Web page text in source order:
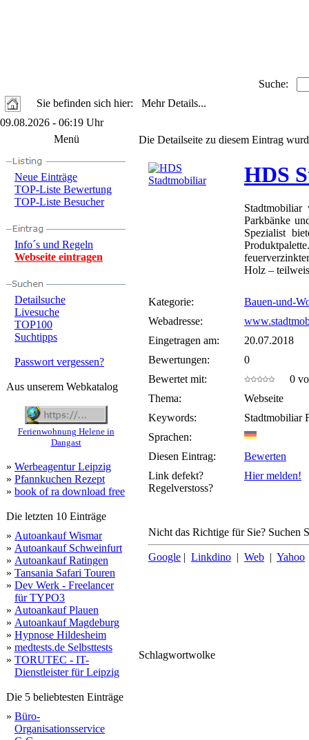
Suche:
Sie befinden sich hier: Mehr Details...
09.08.2026 - 06:19 Uhr
Menü
Neue Einträge
TOP-Liste Bewertung
TOP-Liste Besucher
Info´s und Regeln
Webseite eintragen
Detailsuche
Livesuche
TOP100
Suchtipps
Passwort vergessen?
Aus unserem Webkatalog
Ferienwohnung Helene in
Dangast
» Werbeagentur Leipzig
» Pfannkuchen Rezept
» book of ra download free
Die letzten 10 Einträge
» Autoankauf Wismar
» Autoankauf Schweinfurt
» Autoankauf Ratingen
» Tansania Safari Touren
» Dev Werk - Freelancer
für TYPO3
» Autoankauf Plauen
» Autoankauf Magdeburg
» Hypnose Hildesheim
» medtests.de Selbsttests
» TORUTEC - IT-
Dienstleister für Leipzig
Die 5 beliebtesten Einträge
» Büro-
Organisationsservice
Die Detailseite zu diesem Eintrag
HDS
Stadtmobiliar
Parkbänke
Spezialist
Holz –
Kategorie:
Bauen-und-
Webadresse:
Eingetragen am:
20.07.2018
Bewertungen:
0
Bewertet mit:
0
Thema:
Webseite
Keywords:
Stadtmobiliar
Sprachen:
Diesen Eintrag:
Bewerten
Link defekt?
Regelverstoss?
Hier melden!
Nicht das Richtige für Sie? Suchen
Google | Linkdino | Web | Yahoo
Schlagwortwolke